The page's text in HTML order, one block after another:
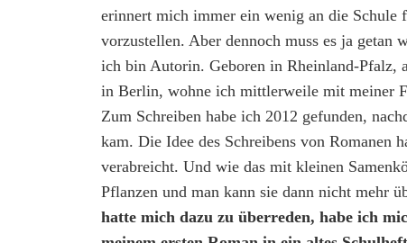
erinnert mich immer ein wenig an die Schule
vorzustellen. Aber dennoch muss es ja getan
ich bin Autorin. Geboren in Rheinland-Pfalz,
in Berlin, wohne ich mittlerweile mit meiner
Zum Schreiben habe ich 2012 gefunden,
kam. Die Idee des Schreibens von Romanen
verabreicht. Und wie das mit kleinen
Pflanzen und man kann sie dann nicht mehr
hatte mich dazu zu überreden, habe ich